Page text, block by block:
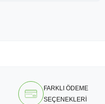
FARKLI ÖDEME
SEÇENEKLERİ